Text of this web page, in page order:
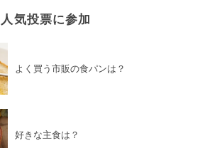
人気投票に参加
よく買う市販の食パンは？
好きな主食は？